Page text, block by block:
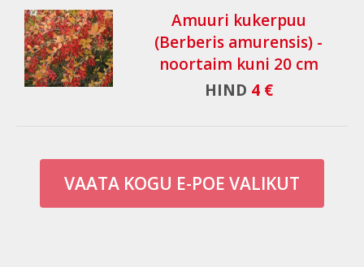
Amuuri kukerpuu
(Berberis amurensis) -
noortaim kuni 20 cm
HIND 4 €
VAATA KOGU E-POE VALIKUT